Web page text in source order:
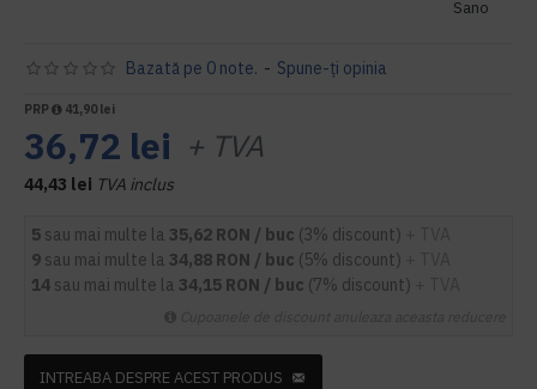
Sano
Bazată pe 0 note. - Spune-ţi opinia
PRP 41,90 lei
36,72 lei + TVA
44,43 lei TVA inclus
5 sau mai multe la 35,62 RON / buc (3% discount)
9 sau mai multe la 34,88 RON / buc (5% discount)
14 sau mai multe la 34,15 RON / buc (7% discount)
INTREABA DESPRE ACEST PRODUS